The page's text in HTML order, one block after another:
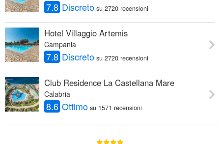
7.8 Discreto su 2720 recensioni
Hotel Villaggio Artemis
Campania
7.8 Discreto su 2720 recensioni
Club Residence La Castellana Mare
Calabria
8.6 Ottimo su 1571 recensioni